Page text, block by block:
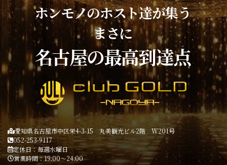
ホンモノのホスト達が集う
まさに
名古屋の最高到達点
愛知県名古屋市中区栄4-3-15 丸美観光ビル2階 W201号
052-253-9117
定休日：毎週水曜日
営業時間：19:00～24:00